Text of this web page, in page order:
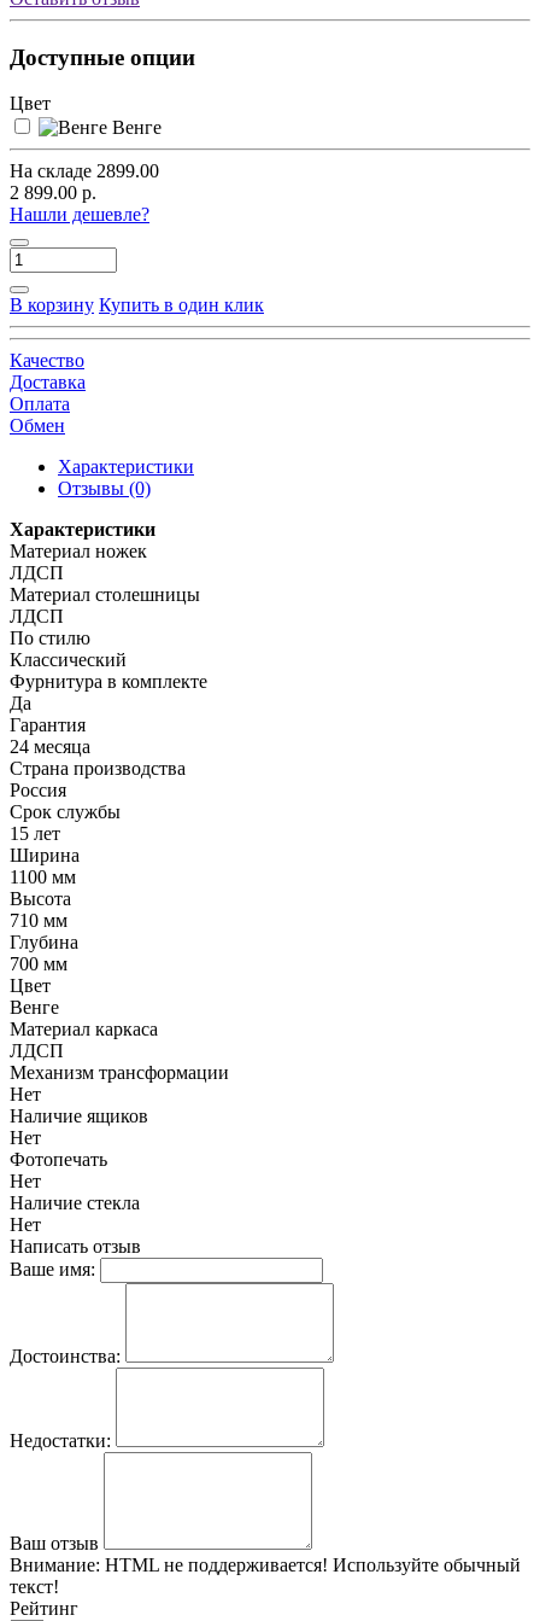
Доступные опции
Цвет
Венге
На складе 2899.00
2 899.00 р.
Нашли дешевле?
В корзину Купить в один клик
Качество
Доставка
Оплата
Обмен
Характеристики
Отзывы (0)
Характеристики
Материал ножек
ЛДСП
Материал столешницы
ЛДСП
По стилю
Классический
Фурнитура в комплекте
Да
Гарантия
24 месяца
Страна производства
Россия
Срок службы
15 лет
Ширина
1100 мм
Высота
710 мм
Глубина
700 мм
Цвет
Венге
Материал каркаса
ЛДСП
Механизм трансформации
Нет
Наличие ящиков
Нет
Фотопечать
Нет
Наличие стекла
Нет
Написать отзыв
Ваше имя:
Достоинства:
Недостатки:
Ваш отзыв
Внимание: HTML не поддерживается! Используйте обычный
текст!
Рейтинг